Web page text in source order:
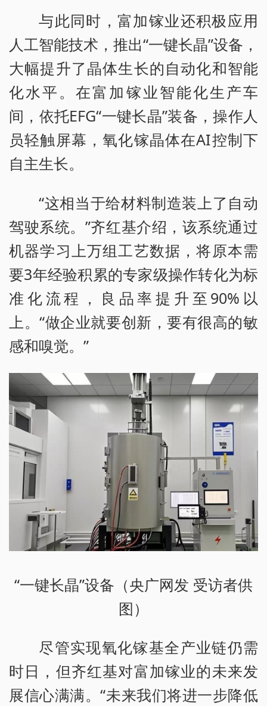
与此同时，富加镓业还积极应用
人工智能技术，推出“一键长晶”设备，
大幅提升了晶体生长的自动化和智能
化水平。在富加镓业智能化生产车
间，依托EFG“一键长晶”装备，操作人
员轻触屏幕，氧化镓晶体在AI控制下
自主生长。
“这相当于给材料制造装上了自动
驾驶系统。”齐红基介绍，该系统通过
机器学习上万组工艺数据，将原本需
要3年经验积累的专家级操作转化为标
准化流程，良品率提升至90%以
上。“做企业就要创新，要有很高的敏
感和嗅觉。”
“一键长晶”设备（央广网发 受访者供
图）
尽管实现氧化镓基全产业链仍需
时日，但齐红基对富加镓业的未来发
展信心满满。“未来我们将进一步降低